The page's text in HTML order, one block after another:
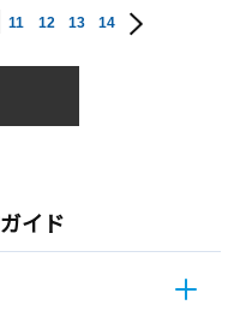
11 12 13 14
イド